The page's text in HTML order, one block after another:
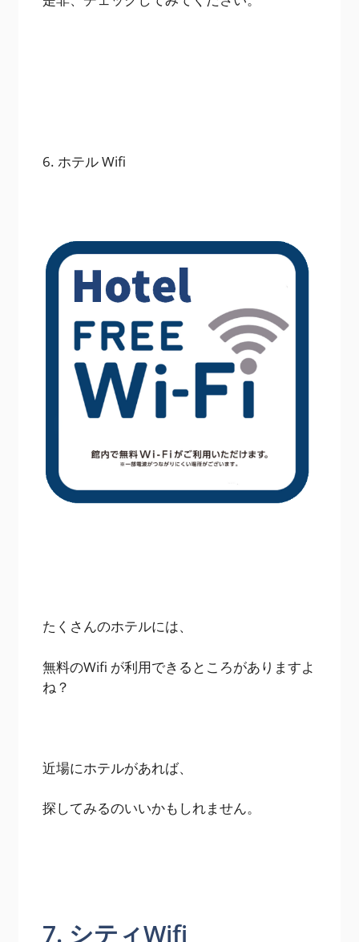
6. ホテル Wifi
たくさんのホテルには、
無料のWifi が利用できるところがありますよ
ね？
近場にホテルがあれば、
探してみるのいいかもしれません。
7. シティWifi